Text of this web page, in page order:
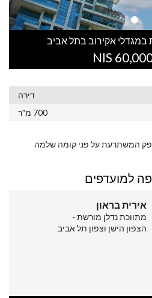
דירה
700 מ"ר
המשתרעת על פני קומה שלמה
למועדפים
אירית בראון
מתווכת נדלן מורשת -
הצפון הישן וצפון תל אביב